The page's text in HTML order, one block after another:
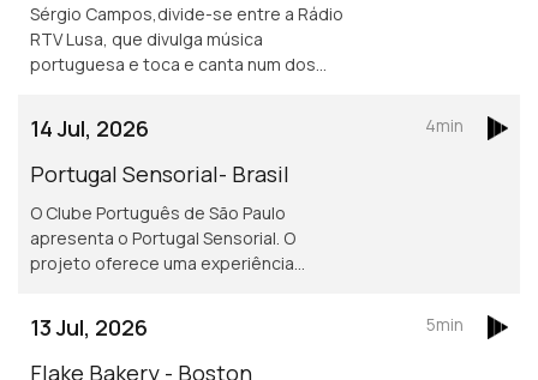
Sérgio Campos,divide-se entre a Rádio
RTV Lusa, que divulga música
portuguesa e toca e canta num dos
14 Jul, 2026
Portugal Sensorial- Brasil
O Clube Português de São Paulo
apresenta o Portugal Sensorial. O
projeto oferece uma experiência
e um show audiovisual tecnológico.
4min
13 Jul, 2026
Flake Bakery - Boston
5min